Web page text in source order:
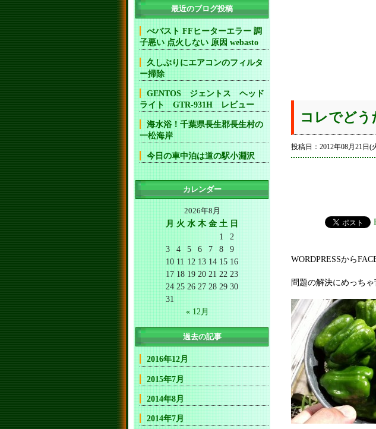
コレでどう
投稿日：2012年08月21日(
WORDPRESSから
問題の解決にめっちゃ
最近のブログ投稿
べバスト FFヒーターエラー 調
子悪い 点火しない 原因 webasto
久しぶりにエアコンのフィルタ
ー掃除
GENTOS ジェントス ヘッド
ライト GTR-931H レビュー
海水浴！千葉県長生郡長生村の
一松海岸
今日の車中泊は道の駅小淵沢
カレンダー
2026年8月
月 火 水 木 金 土 日
1
2
3
4 5 6 7 8
9
10 11 12 13 14 15 16
17 18 19 20 21 22 23
24 25 26 27 28 29 30
31
« 12月
過去の記事
2016年12月
2015年7月
2014年8月
2014年7月